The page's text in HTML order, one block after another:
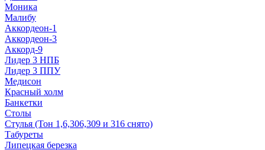
Моника
Малибу
Аккордеон-1
Аккордеон-3
Аккорд-9
Лидер 3 НПБ
Лидер 3 ППУ
Медисон
Красный холм
Банкетки
Столы
Стулья (Тон 1,6,306,309 и 316 снято)
Табуреты
Липецкая березка